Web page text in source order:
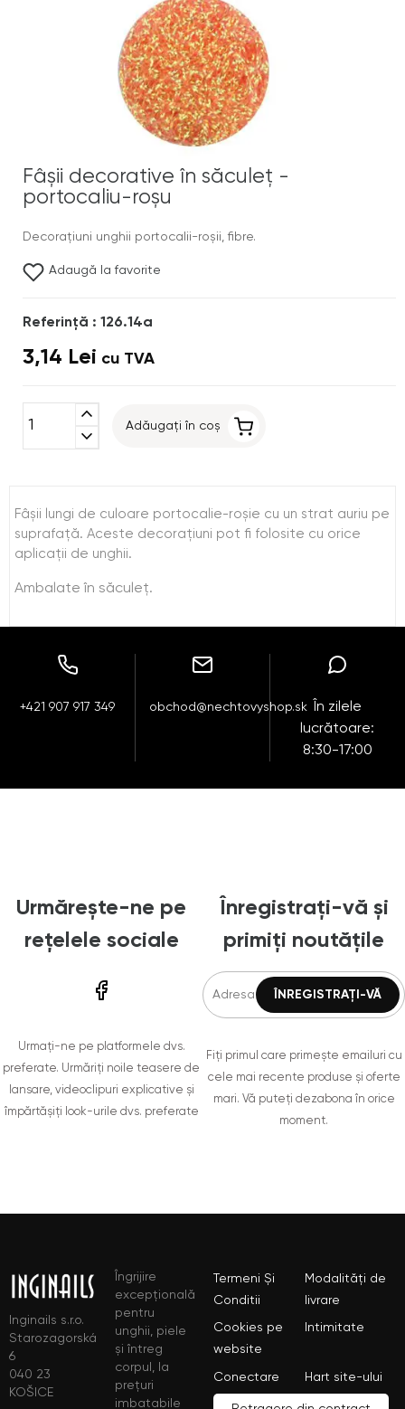
Fâşii decorative în săculeţ -
portocaliu-roşu
Decoraţiuni unghii portocalii-roşii, fibre.
Adaugă la favorite
Referinţă : 126.14a
3,14 Lei cu TVA
expand_less
expand_more
Adăugați în coș
Fâşii lungi de culoare portocalie-roşie cu un strat auriu pe
suprafaţă. Aceste decoraţiuni pot fi folosite cu orice
aplicaţii de unghii.
Ambalate în săculeţ.
+421 907 917 349 obchod@nechtovyshop.sk
În zilele
lucrătoare:
8:30-17:00
Urmărește-ne pe
rețelele sociale
Urmați-ne pe platformele dvs.
preferate. Urmăriți noile teasere de
lansare, videoclipuri explicative și
împărtășiți look-urile dvs. preferate
Înregistrați-vă și
primiți noutățile
Fiți primul care primește emailuri cu
cele mai recente produse și oferte
mari. Vă puteți dezabona în orice
moment.
Inginails s.r.o.
Starozagorská
6
040 23
KOŠICE
Îngrijire
excepțională
pentru
unghii, piele
și întreg
corpul, la
prețuri
imbatabile
Termeni Și
Conditii
Modalități de
livrare
Cookies pe
website
Intimitate
Conectare Hart site-ului